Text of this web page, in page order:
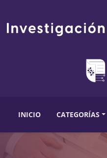
INICIO CATEGORÍAS